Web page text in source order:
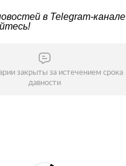
в Telegram-канале
закрыты за истечением срока
давности